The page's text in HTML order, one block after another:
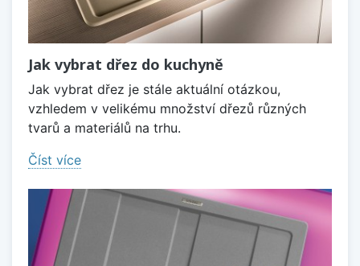
Jak vybrat dřez do kuchyně
Jak vybrat dřez je stále aktuální otázkou,
vzhledem v velikému množství dřezů různých
tvarů a materiálů na trhu.
Číst více